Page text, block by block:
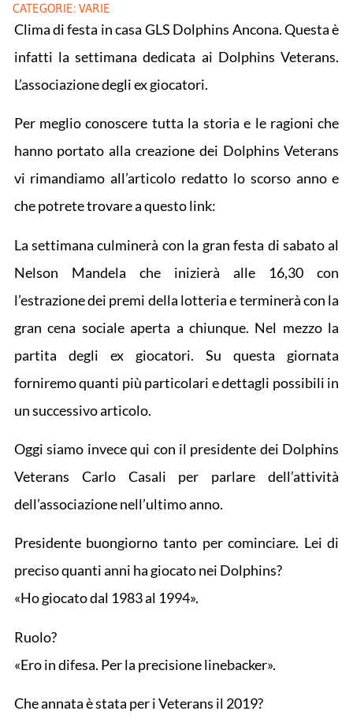
CATEGORIE: VARIE
Clima di festa in casa GLS Dolphins Ancona. Questa è
infatti la settimana dedicata ai Dolphins Veterans.
L’associazione degli ex giocatori.
Per meglio conoscere tutta la storia e le ragioni che
hanno portato alla creazione dei Dolphins Veterans
vi rimandiamo all’articolo redatto lo scorso anno e
che potrete trovare a questo link:
La settimana culminerà con la gran festa di sabato al
Nelson Mandela che inizierà alle 16,30 con
l’estrazione dei premi della lotteria e terminerà con la
gran cena sociale aperta a chiunque. Nel mezzo la
partita degli ex giocatori. Su questa giornata
forniremo quanti più particolari e dettagli possibili in
un successivo articolo.
Oggi siamo invece qui con il presidente dei Dolphins
Veterans Carlo Casali per parlare dell’attività
dell’associazione nell’ultimo anno.
Presidente buongiorno tanto per cominciare. Lei di
preciso quanti anni ha giocato nei Dolphins?
«Ho giocato dal 1983 al 1994».
Ruolo?
«Ero in difesa. Per la precisione linebacker».
Che annata è stata per i Veterans il 2019?